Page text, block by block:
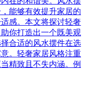
能够有效提升家居的
感。本文将探讨轻奢
你打造出一个既美观
合适的风水摆件在选
。轻奢家居风格注重
精致且不失内涵。例